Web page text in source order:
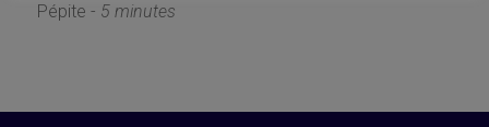
Pépite - 5 minutes